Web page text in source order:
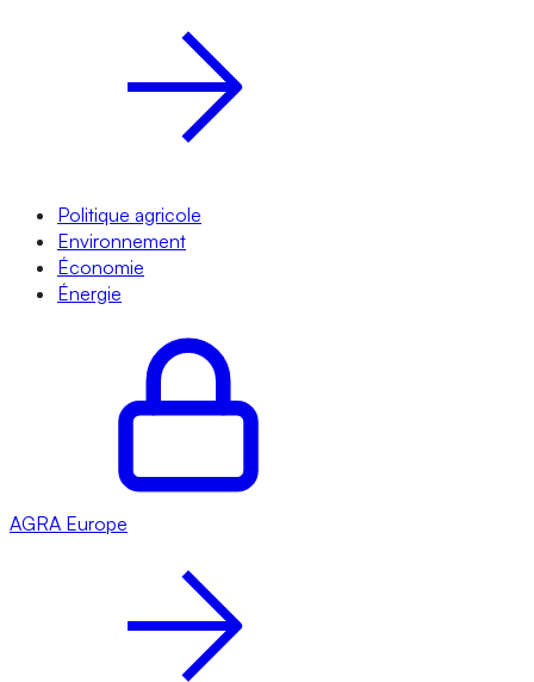
Politique agricole
Environnement
Économie
Énergie
AGRA Europe